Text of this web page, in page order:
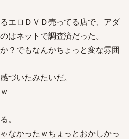
エロＤＶＤ売ってる店で、アダ
はネットで調査済だった。
？でもなんかちょっと変な雰囲
づいたみたいだ。
。
なかったｗちょっとおかしかっ